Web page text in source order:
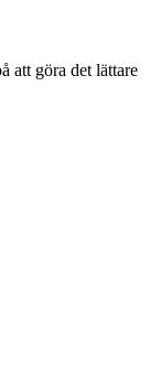
att göra det lättare